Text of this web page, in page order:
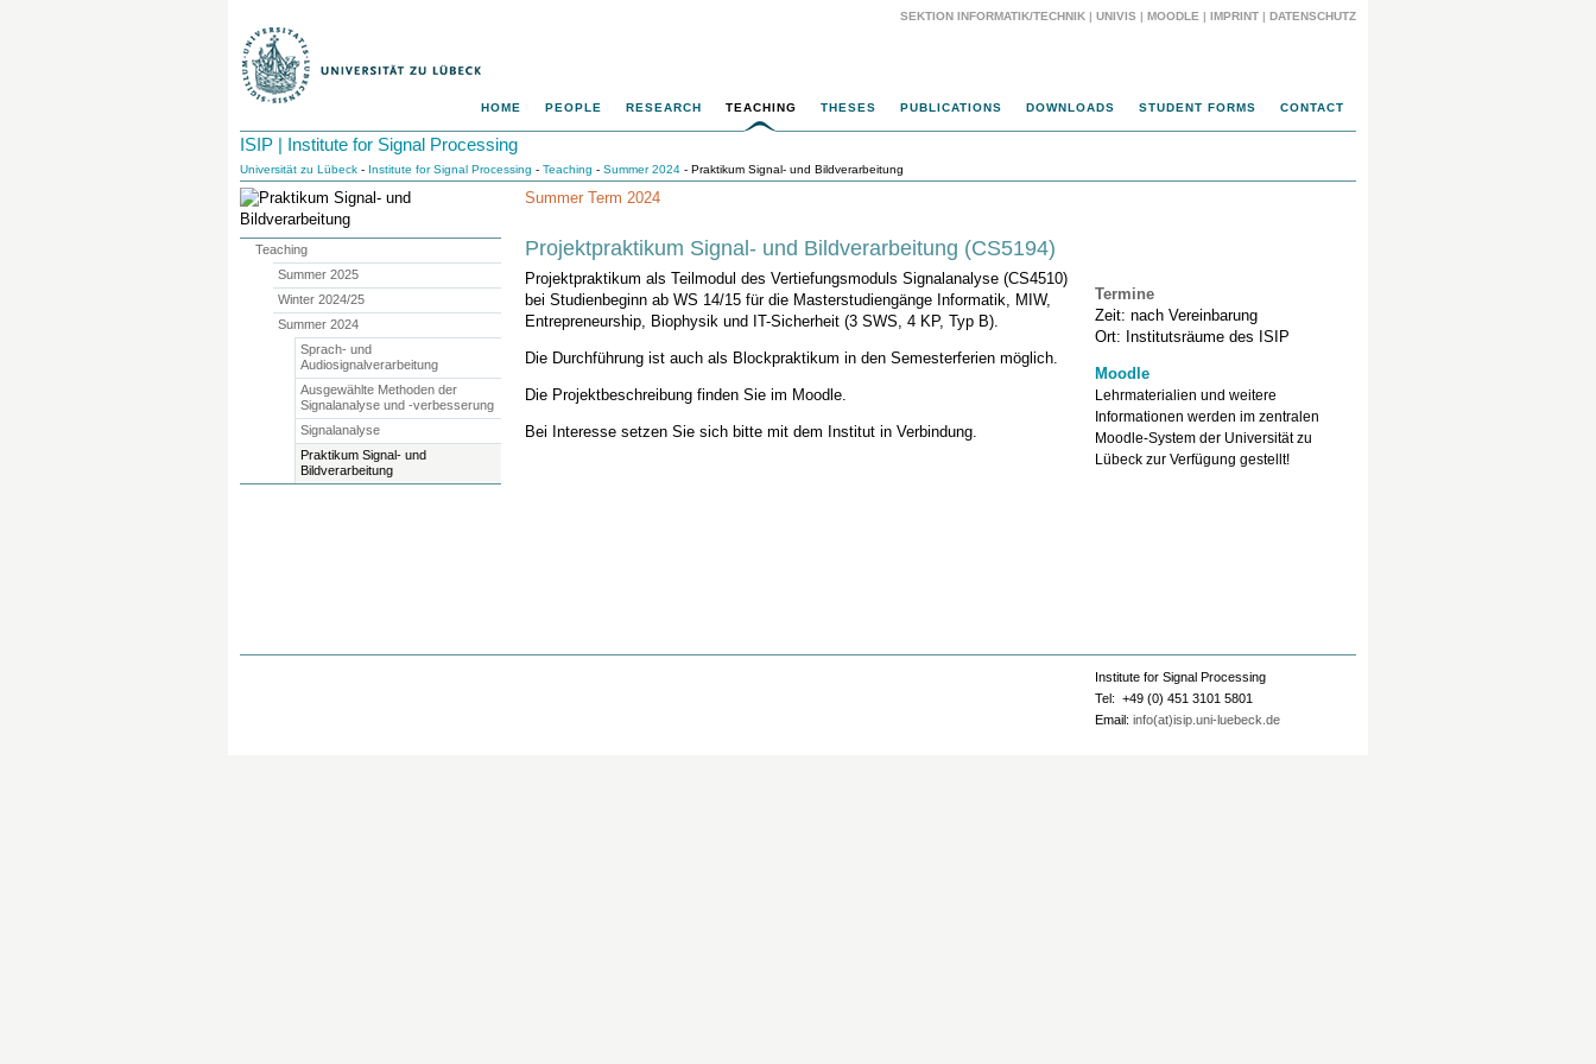
SEKTION INFORMATIK/TECHNIK | UNIVIS | MOODLE | IMPRINT | DATENSCHUTZ
HOME PEOPLE RESEARCH TEACHING THESES PUBLICATIONS DOWNLOADS STUDENT FORMS CONTACT
ISIP | Institute for Signal Processing
Universität zu Lübeck - Institute for Signal Processing - Teaching - Summer 2024 - Praktikum Signal- und Bildverarbeitung
Summer Term 2024
Projektpraktikum Signal- und Bildverarbeitung (CS5194)
Projektpraktikum als Teilmodul des Vertiefungsmoduls Signalanalyse (CS4510)
bei Studienbeginn ab WS 14/15 für die Masterstudiengänge Informatik, MIW,
Entrepreneurship, Biophysik und IT-Sicherheit (3 SWS, 4 KP, Typ B).
Die Durchführung ist auch als Blockpraktikum in den Semesterferien möglich.
Die Projektbeschreibung finden Sie im Moodle.
Bei Interesse setzen Sie sich bitte mit dem Institut in Verbindung.
Teaching
Summer 2025
Winter 2024/25
Summer 2024
Sprach- und
Audiosignalverarbeitung
Ausgewählte Methoden der
Signalanalyse und -verbesserung
Signalanalyse
Praktikum Signal- und
Bildverarbeitung
Termine
Zeit: nach Vereinbarung
Ort: Institutsräume des ISIP
Moodle
Lehrmaterialien und weitere
Informationen werden im zentralen
Moodle-System der Universität zu
Lübeck zur Verfügung gestellt!
Institute for Signal Processing
Tel: +49 (0) 451 3101 5801
Email: info(at)isip.uni-luebeck.de